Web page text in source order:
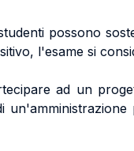
possono
l'esame si
ad un